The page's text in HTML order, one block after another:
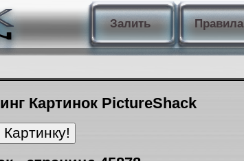
Залить Правила
Картинок PictureShack